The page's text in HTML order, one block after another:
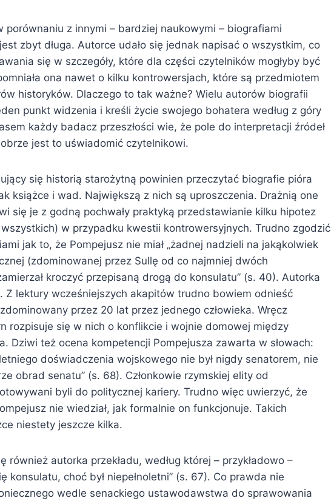
porównaniu z innymi – bardziej naukowymi – biografiami
zbyt długa. Autorce udało się jednak napisać o wszystkim, co
się w szczegóły, które dla części czytelników mogłyby być
ona nawet o kilku kontrowersjach, które są przedmiotem
historyków. Dlaczego to tak ważne? Wielu autorów biografii
punkt widzenia i kreśli życie swojego bohatera według z góry
każdy badacz przeszłości wie, że pole do interpretacji źródeł
jest to uświadomić czytelnikowi.
się historią starożytną powinien przeczytać biografie pióra
książce i wad. Największą z nich są uproszczenia. Drażnią one
się je z godną pochwały praktyką przedstawianie kilku hipotez
w przypadku kwestii kontrowersyjnych. Trudno zgodzić
jak to, że Pompejusz nie miał „żadnej nadzieli na jakąkolwiek
(zdominowanej przez Sullę od co najmniej dwóch
kroczyć przepisaną drogą do konsulatu” (s. 40). Autorka
Z lektury wcześniejszych akapitów trudno bowiem odnieść
przez 20 lat przez jednego człowieka. Wręcz
rozpisuje się w nich o konflikcie i wojnie domowej między
Dziwi też ocena kompetencji Pompejusza zawarta w słowach:
doświadczenia wojskowego nie był nigdy senatorem, nie
obrad senatu” (s. 68). Członkowie rzymskiej elity od
byli do politycznej kariery. Trudno więc uwierzyć, że
nie wiedział, jak formalnie on funkcjonuje. Takich
niestety jeszcze kilka.
również autorka przekładu, według której – przykładowo –
konsulatu, choć był niepełnoletni” (s. 67). Co prawda nie
wedle senackiego ustawodawstwa do sprawowania